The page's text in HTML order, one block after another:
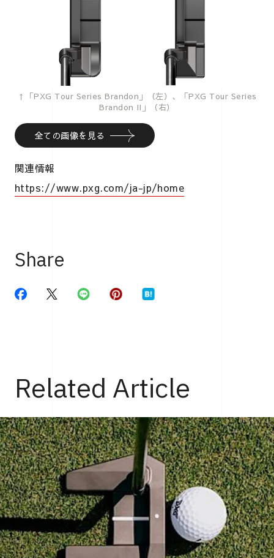
↑「PXG Tour Series Brandon」（左）、「PXG Tour Series
Brandon II」（右）
全ての画像を見る
関連情報
https://www.pxg.com/ja-jp/home
Share
Related Article